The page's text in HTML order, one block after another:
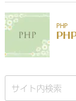
検
索: